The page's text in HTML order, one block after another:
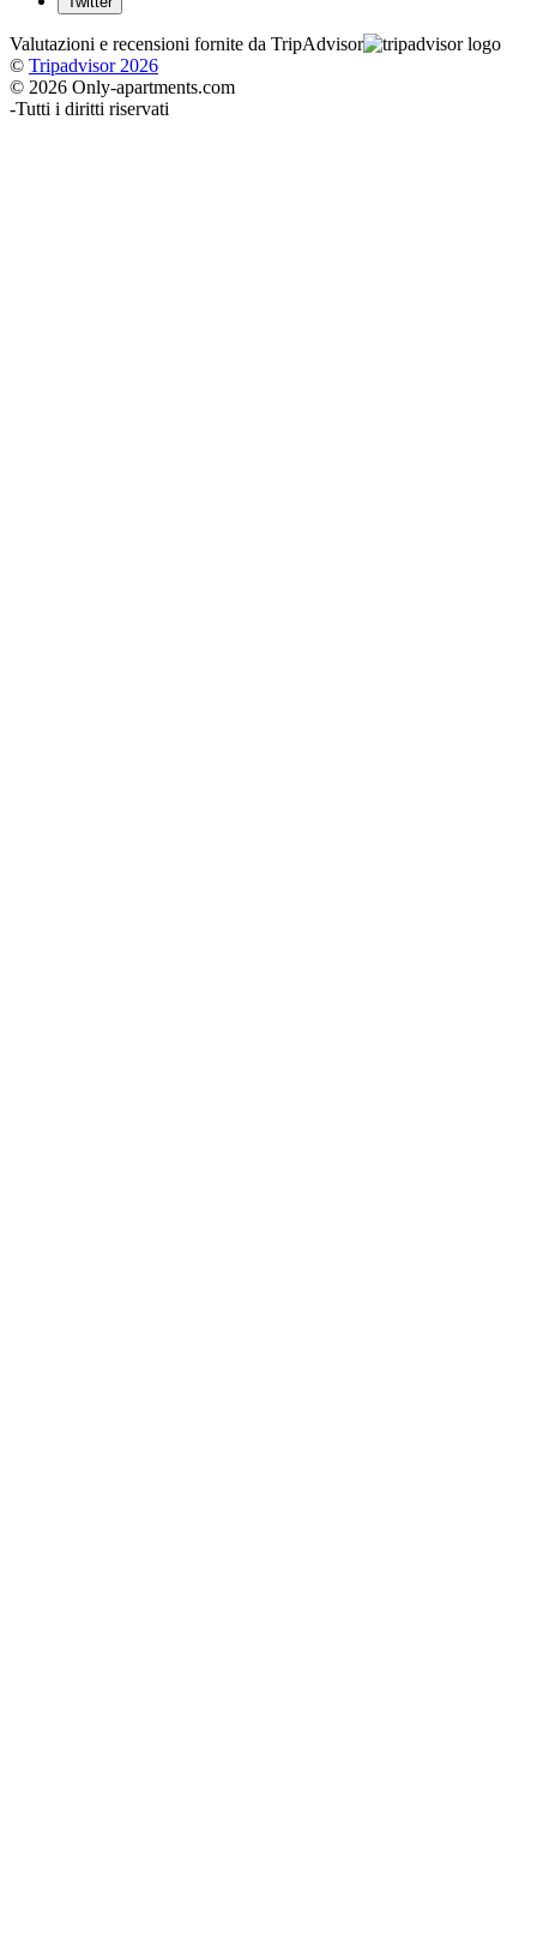
Valutazioni e recensioni fornite da TripAdvisor
© Tripadvisor 2026
© 2026 Only-apartments.com
-Tutti i diritti riservati